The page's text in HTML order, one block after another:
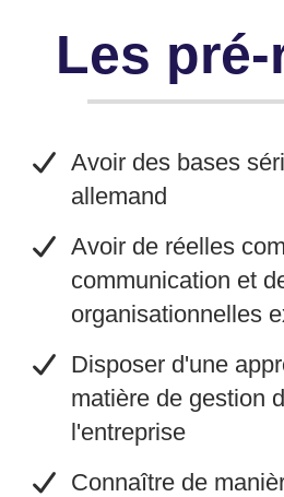
Les
​Avoir des bases
allemand
​Avoir de réelles
communication et
organisationnelles
​Disposer d'une
matière de gestion
l'entreprise
​Connaître de